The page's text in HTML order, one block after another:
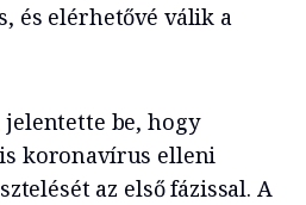
és elérhetővé válik a
jelentette be, hogy
koronavírus elleni
az első fázissal. A